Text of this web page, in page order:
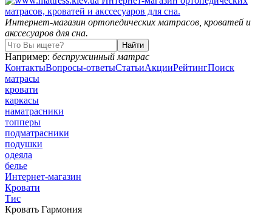
Интернет-магазин ортопедических матрасов, кроватей и
акссесуаров для сна.
Например: беспружинный матрас
КонтактыВопросы-ответыСтатьиАкцииРейтингПоиск
матрасы
кровати
каркасы
наматрасники
топперы
подматрасники
подушки
одеяла
белье
Интернет-магазин
Кровати
Тис
Кровать Гармония